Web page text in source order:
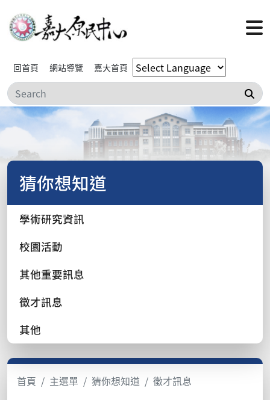
回首頁 網站導覽 嘉大首頁
搜
猜你想知道
學術研究資訊
校園活動
其他重要訊息
徵才訊息
其他
首頁 主選單 猜你想知道 徵才訊息